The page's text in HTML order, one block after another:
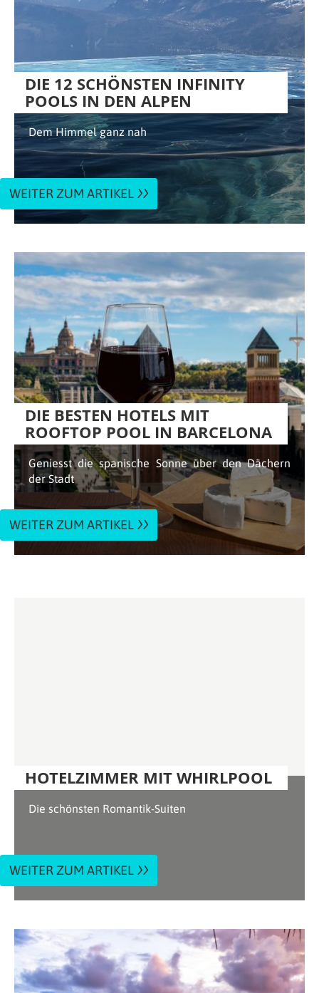
DIE 12 SCHÖNSTEN INFINITY
POOLS IN DEN ALPEN
Dem Himmel ganz nah
WEITER ZUM ARTIKEL
DIE BESTEN HOTELS MIT
ROOFTOP POOL IN BARCELONA
Geniesst die spanische Sonne über den Dächern
der Stadt
WEITER ZUM ARTIKEL
HOTELZIMMER MIT WHIRLPOOL
Die schönsten Romantik-Suiten
WEITER ZUM ARTIKEL